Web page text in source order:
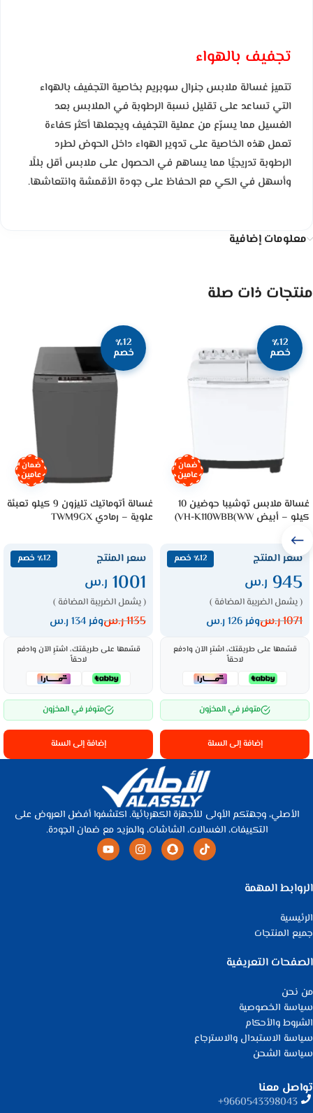
تجفيف بالهواء
تتميز غسالة ملابس جنرال سوبريم بخاصية التجفيف بالهواء
التي تساعد على تقليل نسبة الرطوبة في الملابس بعد
الغسيل مما يسرّع من عملية التجفيف ويجعلها أكثر كفاءة
تعمل هذه الخاصية على تدوير الهواء داخل الحوض لطرد
الرطوبة تدريجيًا مما يساهم في الحصول على ملابس أقل بللًا
وأسهل في الكي مع الحفاظ على جودة الأقمشة وانتعاشها.
معلومات إضافية
منتجات ذات صلة
٪12
خصم
ضمان
عامين
غسالة ملابس توشيبا حوضين 10
كيلو – أبيض VH-K110WBB(WW)
سعر المنتج ٪12 خصم
945 ر.س
( يشمل الضريبة المضافة )
1071ر.سوفر 126 ر.س
قسّمها على طريقتك، اشترِ الآن وادفع
لاحقاً
متوفر في المخزون
إضافة إلى السلة
٪12
خصم
ضمان
عامين
غسالة أتوماتيك تليزون 9 كيلو تعبئة
علوية – رمادي TWM9GX
سعر المنتج ٪12 خصم
1001 ر.س
( يشمل الضريبة المضافة )
1135ر.سوفر 134 ر.س
قسّمها على طريقتك، اشترِ الآن وادفع
لاحقاً
متوفر في المخزون
إضافة إلى السلة
الأصلي، وجهتكم الأولى للأجهزة الكهربائية. اكتشفوا أفضل العروض على
التكييفات، الغسالات، الشاشات، والمزيد مع ضمان الجودة.
الروابط المهمة
الرئيسية
جميع المنتجات
الصفحات التعريفية
من نحن
سياسة الخصوصية
الشروط والأحكام
سياسة الاستبدال والاسترجاع
سياسة الشحن
تواصل معنا
9660543398043⁩+